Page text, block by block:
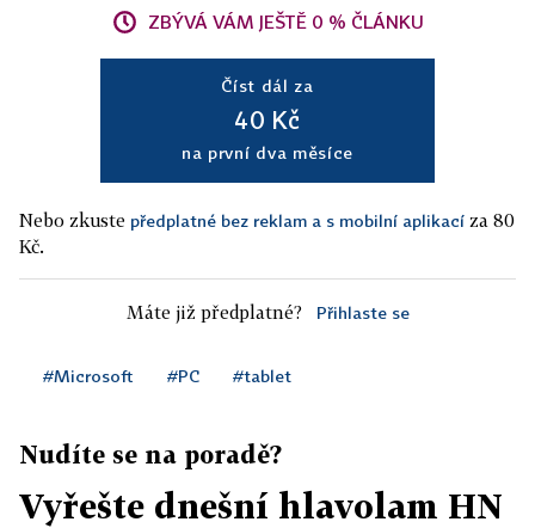
ZBÝVÁ VÁM JEŠTĚ 0 % ČLÁNKU
Číst dál za
40 Kč
na první dva měsíce
Nebo zkuste předplatné bez reklam a s mobilní aplikací za 80
Kč.
Máte již předplatné? Přihlaste se
#Microsoft #PC #tablet
Nudíte se na poradě?
Vyřešte dnešní hlavolam HN